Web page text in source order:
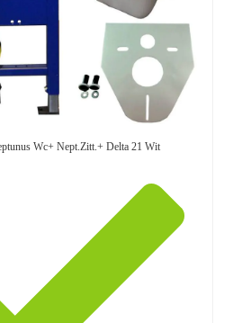
Wc+ Nept.Zitt.+ Delta 21 Wit